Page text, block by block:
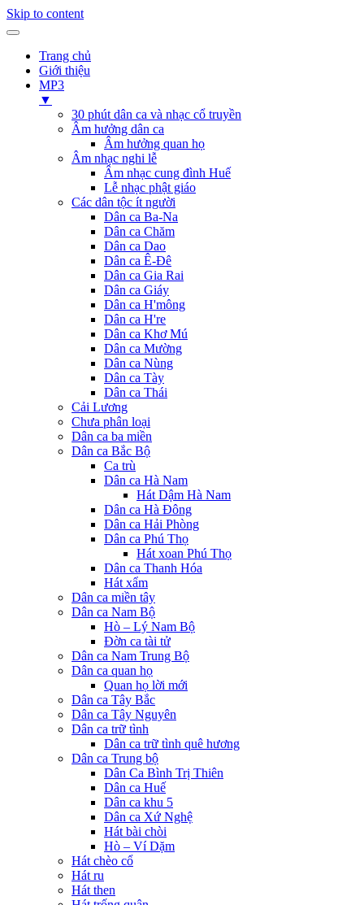
Skip to content
Trang chủ
Giới thiệu
MP3
▼
30 phút dân ca và nhạc cổ truyền
Âm hưởng dân ca
Âm hưởng quan họ
Âm nhạc nghi lễ
Âm nhạc cung đình Huế
Lễ nhạc phật giáo
Các dân tộc ít người
Dân ca Ba-Na
Dân ca Chăm
Dân ca Dao
Dân ca Ê-Đê
Dân ca Gia Rai
Dân ca Giáy
Dân ca H'mông
Dân ca H're
Dân ca Khơ Mú
Dân ca Mường
Dân ca Nùng
Dân ca Tày
Dân ca Thái
Cải Lương
Chưa phân loại
Dân ca ba miền
Dân ca Bắc Bộ
Ca trù
Dân ca Hà Nam
Hát Dậm Hà Nam
Dân ca Hà Đông
Dân ca Hải Phòng
Dân ca Phú Thọ
Hát xoan Phú Thọ
Dân ca Thanh Hóa
Hát xẩm
Dân ca miền tây
Dân ca Nam Bộ
Hò – Lý Nam Bộ
Đờn ca tài tử
Dân ca Nam Trung Bộ
Dân ca quan họ
Quan họ lời mới
Dân ca Tây Bắc
Dân ca Tây Nguyên
Dân ca trữ tình
Dân ca trữ tình quê hương
Dân ca Trung bộ
Dân Ca Bình Trị Thiên
Dân ca Huế
Dân ca khu 5
Dân ca Xứ Nghệ
Hát bài chòi
Hò – Ví Dặm
Hát chèo cổ
Hát ru
Hát then